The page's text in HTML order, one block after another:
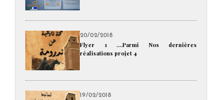
20/02/2018
Flyer 1 ....Parmi Nos dernières
réalisations projet 4
19/02/2018